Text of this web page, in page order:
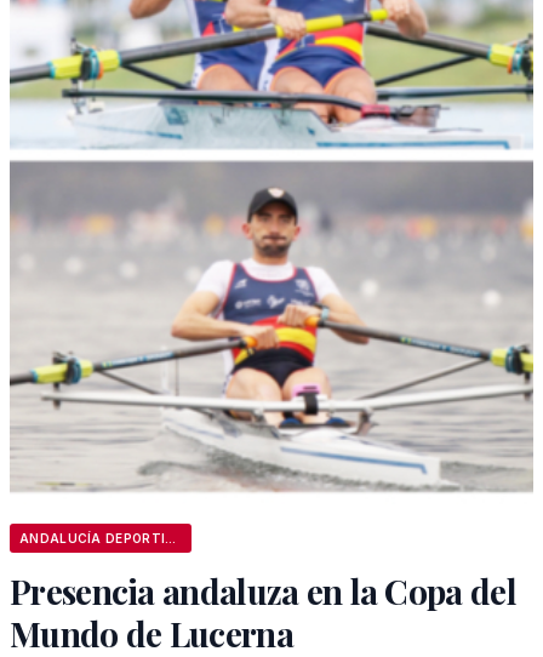
Presencia andaluza en la Copa del
Mundo de Lucerna